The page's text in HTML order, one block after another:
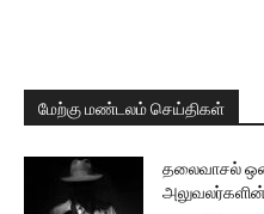
மேற்கு மண்டலம் செய்திகள்
தலைவாசல்